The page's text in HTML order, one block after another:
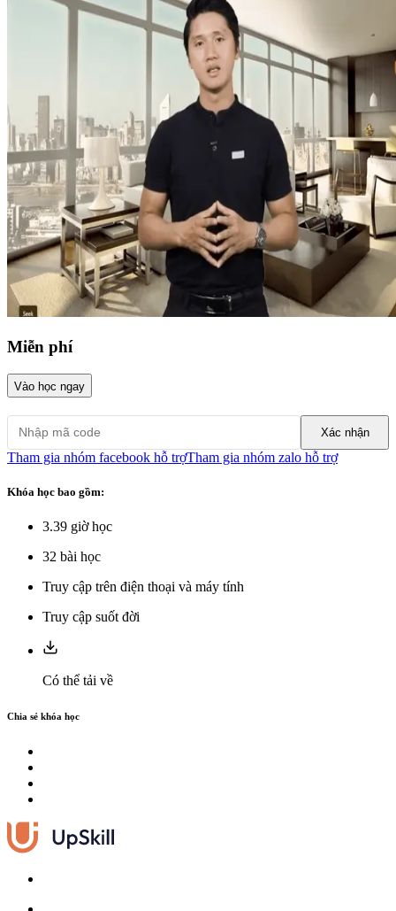
Miễn phí
Vào học ngay
Xác nhận
Tham gia nhóm facebook hỗ trợTham gia nhóm zalo hỗ trợ
Khóa học bao gồm:
3.39 giờ học
32 bài học
Truy cập trên điện thoại và máy tính
Truy cập suốt đời
Có thể tải về
Chia sẻ khóa học